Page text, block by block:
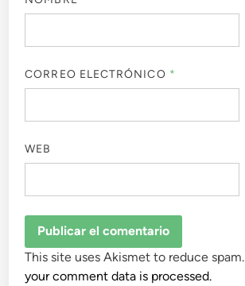
CORREO ELECTRÓNICO *
WEB
This site uses Akismet to reduce spam.
your comment data is processed.